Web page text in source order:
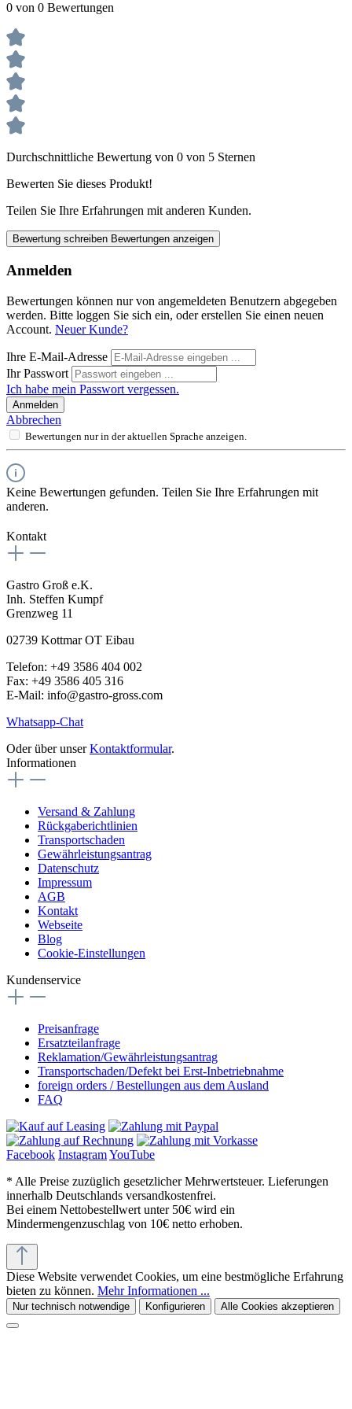
0 von 0 Bewertungen
Durchschnittliche Bewertung von 0 von 5 Sternen
Bewerten Sie dieses Produkt!
Teilen Sie Ihre Erfahrungen mit anderen Kunden.
Bewertung schreiben Bewertungen anzeigen
Anmelden
Bewertungen können nur von angemeldeten Benutzern abgegeben
werden. Bitte loggen Sie sich ein, oder erstellen Sie einen neuen
Account. Neuer Kunde?
Ihre E-Mail-Adresse
Ihr Passwort
Ich habe mein Passwort vergessen.
Anmelden
Abbrechen
Bewertungen nur in der aktuellen Sprache anzeigen.
Keine Bewertungen gefunden. Teilen Sie Ihre Erfahrungen mit
anderen.
Kontakt
Gastro Groß e.K.
Inh. Steffen Kumpf
Grenzweg 11
02739 Kottmar OT Eibau
Telefon: +49 3586 404 002
Fax: +49 3586 405 316
E-Mail: info@gastro-gross.com
Whatsapp-Chat
Oder über unserKontaktformular.
Informationen
Versand & Zahlung
Rückgaberichtlinien
Transportschaden
Gewährleistungsantrag
Datenschutz
Impressum
AGB
Kontakt
Webseite
Blog
Cookie-Einstellungen
Kundenservice
Preisanfrage
Ersatzteilanfrage
Reklamation/Gewährleistungsantrag
Transportschaden/Defekt bei Erst-Inbetriebnahme
foreign orders / Bestellungen aus dem Ausland
FAQ
Facebook InstagramYouTube
* Alle Preise zuzüglich gesetzlicher Mehrwertsteuer. Lieferungen
innerhalb Deutschlands versandkostenfrei.
Bei einem Nettobestellwert unter 50€ wird ein
Mindermengenzuschlag von 10€ netto erhoben.
Diese Website verwendet Cookies, um eine bestmögliche Erfahrung
bieten zu können. Mehr Informationen ...
Nur technisch notwendige Konfigurieren Alle Cookies akzeptieren